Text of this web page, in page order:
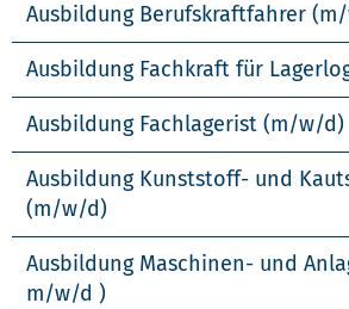
Ausbildung Berufskraftfahrer
Ausbildung Fachkraft für
Ausbildung Fachlagerist (m/w/d)
Ausbildung Kunststoff- und
(m/w/d)
Ausbildung Maschinen- und
m/w/d )